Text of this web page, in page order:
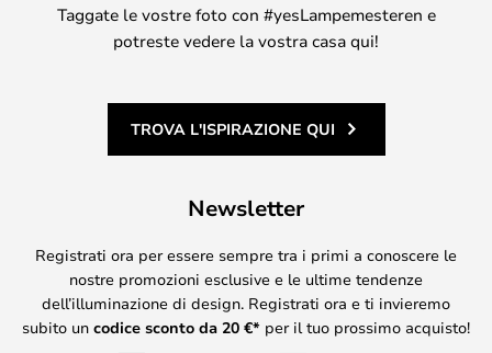
Taggate le vostre foto con #yesLampemesteren e
potreste vedere la vostra casa qui!
TROVA L'ISPIRAZIONE QUI
Newsletter
Registrati ora per essere sempre tra i primi a conoscere le
nostre promozioni esclusive e le ultime tendenze
dell’illuminazione di design. Registrati ora e ti invieremo
subito un codice sconto da 20 €* per il tuo prossimo acquisto!